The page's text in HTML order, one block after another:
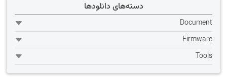
دسته‌های دانلودها
Document
Firmware
Tools